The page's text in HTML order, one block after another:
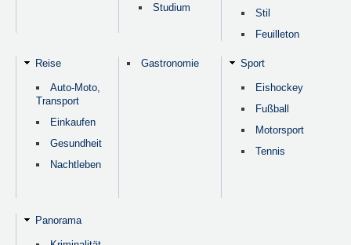
Studium
Stil
Feuilleton
Reise
Auto-Moto,
Transport
Einkaufen
Gesundheit
Nachtleben
Gastronomie Sport
Eishockey
Fußball
Motorsport
Tennis
Panorama